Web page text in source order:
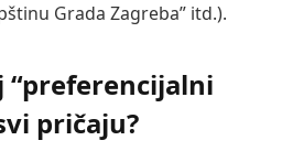
Grada Zagreba” itd.).
“preferencijalni
pričaju?